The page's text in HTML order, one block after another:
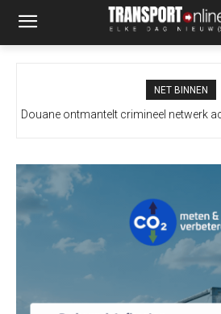
NET BINNEN
Douane ontmantelt crimineel netwerk